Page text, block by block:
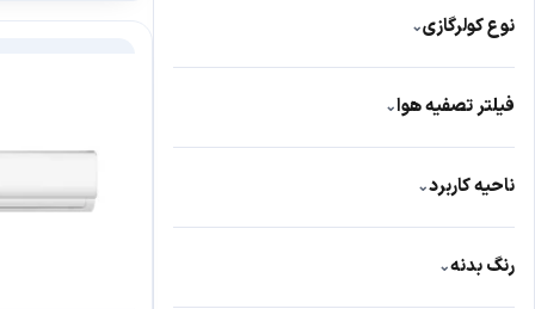
بالا و پایین
گرمایشی
سرمایشی
نوع کولرگازی⌄
اسپلیت تک پنل 67
داکت اسپلیت کانالی
اسپلیت
فیلتر تصفیه هوا⌄
دارد 23
SMART AIR FALLOW
ناحیه کاربرد⌄
کلاس آب و هوایی T3 42
مناطق گرم و حاره‌ای
رنگ بدنه⌄